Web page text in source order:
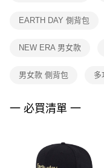
１．透過由恩沛科技股份
權轉讓予恩沛科技股份有
３．未成年的使用者請事
４．使用「AFTEE先享後
５．嚴禁一人註冊多個帳
恩沛科技股份有限公司將
EARTH DAY 側背包
NEW ERA 男女款
男女款 側背包 多
一 必買清單 一